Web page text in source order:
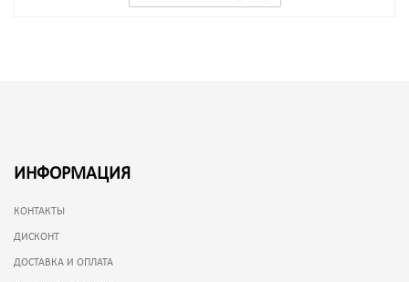
ИНФОРМАЦИЯ
КОНТАКТЫ
ДИСКОНТ
ДОСТАВКА И ОПЛАТА